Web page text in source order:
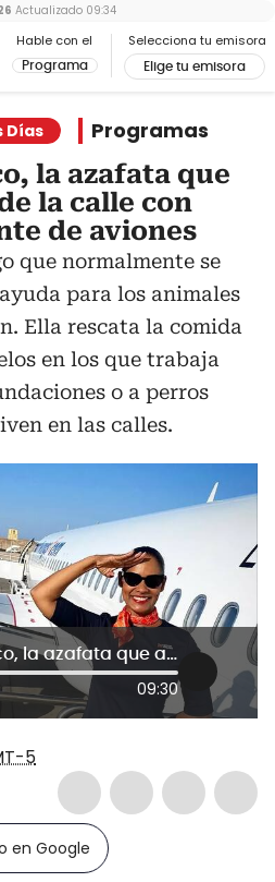
Hable con el
Programa
Selecciona tu emisora
Elige tu emisora
Actualizado 09:34
Días Programas
la azafata que
la calle con
de aviones
que normalmente se
para los animales
Ella rescata la comida
en los que trabaja
o a perros
en las calles.
Sorián Pacheco, la azafata que ayuda perros de la calle con comida sobrante de aviones
09:30
5
en Google